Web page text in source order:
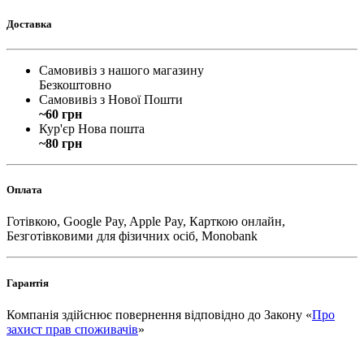
Доставка
Самовивіз з нашого магазину
Безкоштовно
Самовивіз з Нової Пошти
~60 грн
Кур'єр Нова пошта
~80 грн
Оплата
Готівкою, Google Pay, Apple Pay, Карткою онлайн,
Безготівковими для фізичних осіб, Monobank
Гарантія
Компанія здійснює повернення відповідно до Закону «Про
захист прав споживачів»